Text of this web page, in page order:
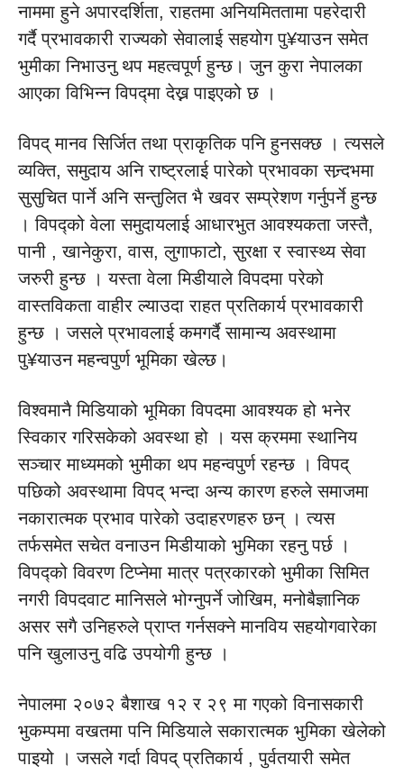
नाममा हुने अपारदर्शिता, राहतमा अनियमिततामा पहरेदारी
गर्दै प्रभावकारी राज्यको सेवालाई सहयोग पु¥याउन समेत
भुमीका निभाउनु थप महत्वपूर्ण हुन्छ। जुन कुरा नेपालका
आएका विभिन्न विपद्मा देख्न पाइएको छ ।
विपद् मानव सिर्जित तथा प्राकृतिक पनि हुनसक्छ । त्यसले
व्यक्ति, समुदाय अनि राष्ट्रलाई पारेको प्रभावका सन्र्दभमा
सुसुचित पार्ने अनि सन्तुलित भै खवर सम्प्रेशण गर्नुपर्ने हुन्छ
। विपद्को वेला समुदायलाई आधारभुत आवश्यकता जस्तै,
पानी , खानेकुरा, वास, लुगाफाटो, सुरक्षा र स्वास्थ्य सेवा
जरुरी हुन्छ । यस्ता वेला मिडीयाले विपदमा परेको
वास्तविकता वाहीर ल्याउदा राहत प्रतिकार्य प्रभावकारी
हुन्छ । जसले प्रभावलाई कमगर्दै सामान्य अवस्थामा
पु¥याउन महन्वपुर्ण भूमिका खेल्छ।
विश्वमानै मिडियाको भूमिका विपदमा आवश्यक हो भनेर
स्विकार गरिसकेको अवस्था हो । यस क्रममा स्थानिय
सञ्चार माध्यमको भुमीका थप महन्वपुर्ण रहन्छ । विपद्
पछिको अवस्थामा विपद् भन्दा अन्य कारण हरुले समाजमा
नकारात्मक प्रभाव पारेको उदाहरणहरु छन् । त्यस
तर्फसमेत सचेत वनाउन मिडीयाको भुमिका रहनु पर्छ ।
विपद्को विवरण टिप्नेमा मात्र पत्रकारको भुमीका सिमित
नगरी विपदवाट मानिसले भोग्नुपर्ने जोखिम, मनोबैज्ञानिक
असर सगै उनिहरुले प्राप्त गर्नसक्ने मानविय सहयोगवारेका
पनि खुलाउनु वढि उपयोगी हुन्छ ।
नेपालमा २०७२ बैशाख १२ र २९ मा गएको विनासकारी
भुकम्पमा वखतमा पनि मिडियाले सकारात्मक भुमिका खेलेको
पाइयो । जसले गर्दा विपद् प्रतिकार्य , पुर्वतयारी समेत